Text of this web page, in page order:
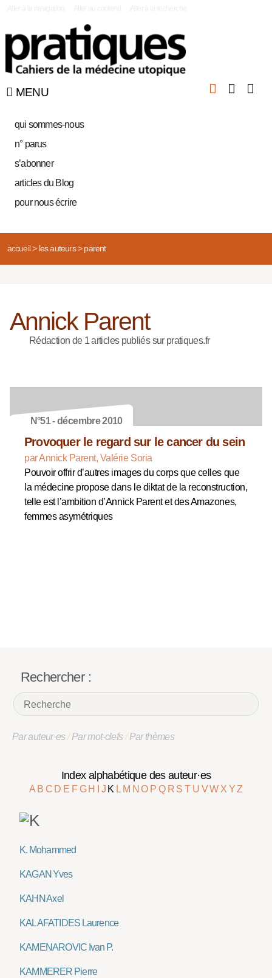
MENU
qui sommes-nous
n° parus
s’abonner
articles du Blog
pour nous écrire
accueil> les auteurs> parent
Annick Parent
Rédaction de 1 articles publiés sur pratiques.fr
N°51 - décembre 2010
Provoquer le regard sur le cancer du sein
par Annick Parent, Valérie Soria
Pouvoir offrir d’autres images du corps que celles que
la médecine propose dans le diktat de la reconstruction,
telle est l’ambition d’Annick Parent et des Amazones,
femmes asymétriques
Rechercher :
Par auteur·es/Par mot-clefs/Par thèmes
Index alphabétique des auteur·es
A B C D E F G H J K L M NO P Q R ST U VW X YZ
K. Mohammed
KAGAN Yves
KAHN Axel
KALAFATIDES Laurence
KAMENAROVIC Ivan P.
KAMMERER Pierre